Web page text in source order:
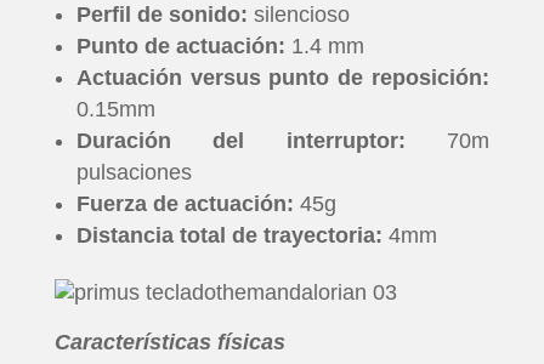
Perfil de sonido: silencioso
Punto de actuación: 1.4 mm
Actuación versus punto de reposición:
0.15mm
Duración del interruptor: 70m
pulsaciones
Fuerza de actuación: 45g
Distancia total de trayectoria: 4mm
Características físicas